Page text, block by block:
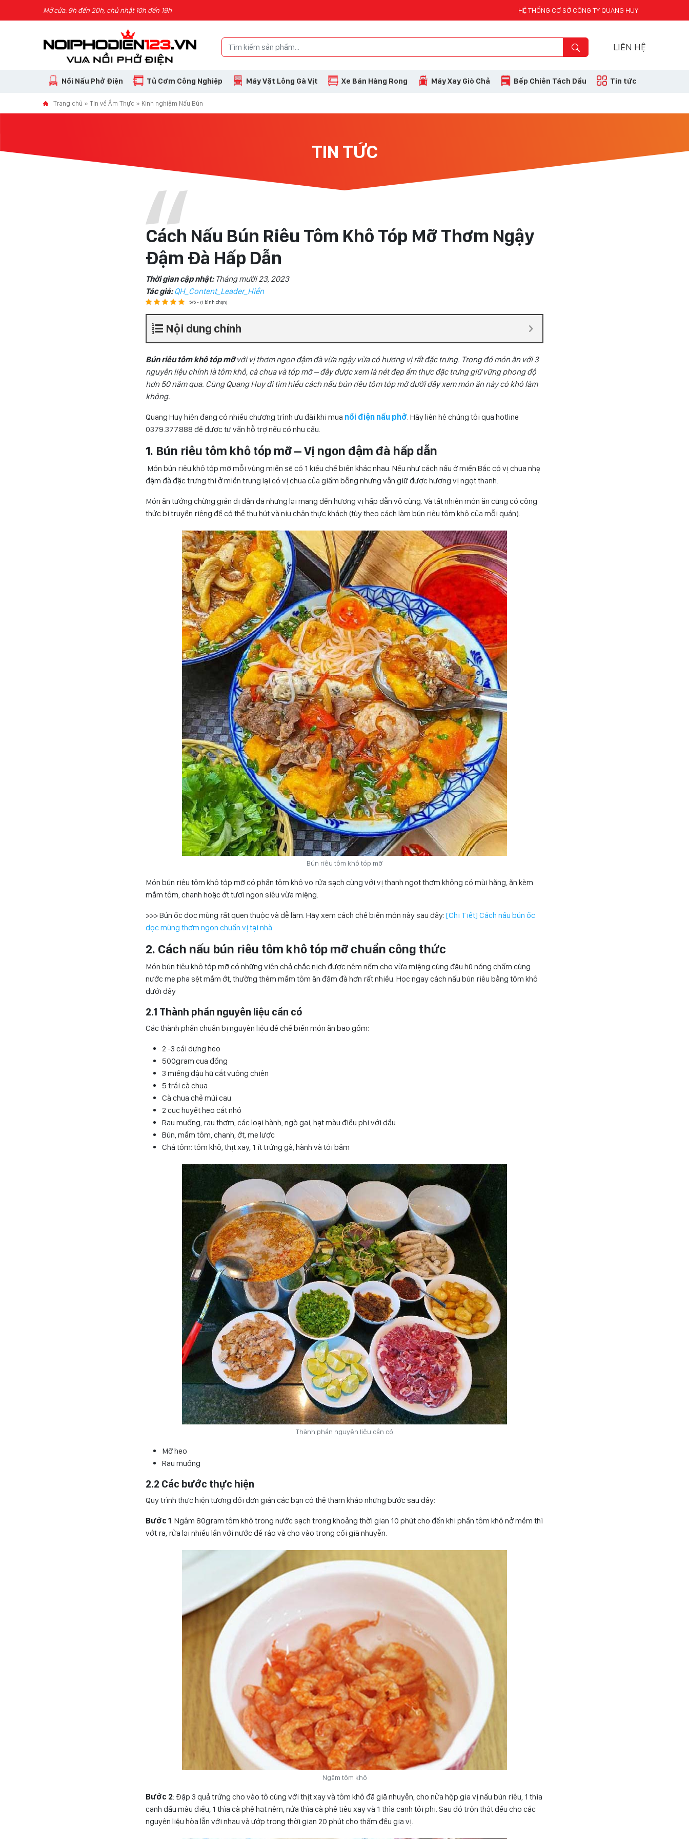
Skip to contentMở cửa: 9h đến 20h, chủ nhật 10h đến 19h HỆ THỐNG CƠ SỞ CÔNG TY QUANG HUY
LIÊN HỆ
Nồi Nấu Phở Điện Tủ Cơm Công Nghiệp Máy Vặt Lông Gà Vịt Xe Bán Hàng Rong Máy Xay Giò Chả Bếp Chiên Tách Dầu Tin tức
Trang chủ » Tin về Ẩm Thực » Kinh nghiệm Nấu Bún
TIN TỨC
Cách Nấu Bún Riêu Tôm Khô Tóp Mỡ Thơm Ngậy
Đậm Đà Hấp Dẫn
Thời gian cập nhật: Tháng mười 23, 2023
Tác giả:QH_Content_Leader_Hiền
5/5 - (1 bình chọn)
Nội dung chính
Bún riêu tôm khô tóp mỡvới vị thơm ngon đậm đà vừa ngậy vừa có hương vị rất đặc trưng. Trong đó món ăn với 3
nguyên liệu chính là tôm khô, cà chua và tóp mỡ – đây được xem là nét đẹp ẩm thực đặc trưng giữ vững phong độ
hơn 50 năm qua. Cùng Quang Huy đi tìm hiểu cách nấu bún riêu tôm tóp mỡ dưới đây xem món ăn này có khó làm
không.
Quang Huy hiện đang có nhiều chương trình ưu đãi khi mua nồi điện nấu phở . Hãy liên hệ chúng tôi qua hotline
0379.377.888 để được tư vấn hỗ trợ nếu có nhu cầu.
1. Bún riêu tôm khô tóp mỡ – Vị ngon đậm đà hấp dẫn
Món bún riêu khô tóp mỡ mỗi vùng miền sẽ có 1 kiểu chế biến khác nhau. Nếu như cách nấu ở miền Bắc có vị chua nhẹ
đậm đà đặc trưng thì ở miền trung lại có vị chua của giấm bỗng nhưng vẫn giữ được hương vị ngọt thanh.
Món ăn tưởng chừng giản dị dân dã nhưng lại mang đến hương vị hấp dẫn vô cùng. Và tất nhiên món ăn cũng có công
thức bí truyền riêng để có thể thu hút và níu chân thực khách (tùy theo cách làm bún riêu tôm khô của mỗi quán).
Bún riêu tôm khô tóp mỡ
Món bún riêu tôm khô tóp mỡ có phần tôm khô vo rửa sạch cùng với vị thanh ngọt thơm không có mùi hăng, ăn kèm
mắm tôm, chanh hoặc ớt tươi ngon siêu vừa miệng.
>>> Bún ốc dọc mùng rất quen thuộc và dễ làm. Hãy xem cách chế biến món này sau đây: [Chi Tiết] Cách nấu bún ốc
dọc mùng thơm ngon chuẩn vị tại nhà
2. Cách nấu bún riêu tôm khô tóp mỡ chuẩn công thức
Món bún tiêu khô tóp mỡ có những viên chả chắc nịch được nêm nếm cho vừa miệng cùng đậu hũ nóng chấm cùng
nước me pha sệt mắm ớt, thường thêm mắm tôm ăn đậm đà hơn rất nhiều. Học ngay cách nấu bún riêu bằng tôm khô
dưới đây
2.1 Thành phần nguyên liệu cần có
Các thành phần chuẩn bị nguyên liệu để chế biến món ăn bao gồm:
2 -3 cái dựng heo
500gram cua đồng
3 miếng đậu hũ cắt vuông chiên
5 trái cà chua
Cà chua chẻ múi cau
2 cục huyết heo cắt nhỏ
Rau muống, rau thơm, các loại hành, ngò gai, hạt màu điều phi với dầu
Bún, mắm tôm, chanh, ớt, me lược
Chả tôm: tôm khô, thịt xay, 1 ít trứng gà, hành và tỏi băm
Thành phần nguyên liệu cần có
Mỡ heo
Rau muống
2.2 Các bước thực hiện
Quy trình thực hiện tương đối đơn giản các bạn có thể tham khảo những bước sau đây:
Bước 1: Ngâm 80gram tôm khô trong nước sạch trong khoảng thời gian 10 phút cho đến khi phần tôm khô nở mềm thì
vớt ra, rửa lại nhiều lần với nước để ráo và cho vào trong cối giã nhuyễn.
Ngâm tôm khô
Bước 2: Đập 3 quả trứng cho vào tô cùng với thịt xay và tôm khô đã giã nhuyễn, cho nửa hộp gia vị nấu bún riêu, 1 thìa
canh dầu màu điều, 1 thìa cà phê hạt nêm, nửa thìa cà phê tiêu xay và 1 thìa canh tỏi phi. Sau đó trộn thật đều cho các
nguyên liệu hòa lẫn với nhau và ướp trong thời gian 20 phút cho thấm đều gia vị.